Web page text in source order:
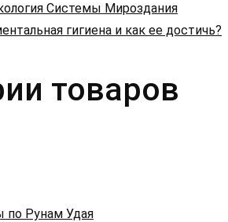
Системы Мироздания
гигиена и как ее достичь?
товаров
по Рунам Удая